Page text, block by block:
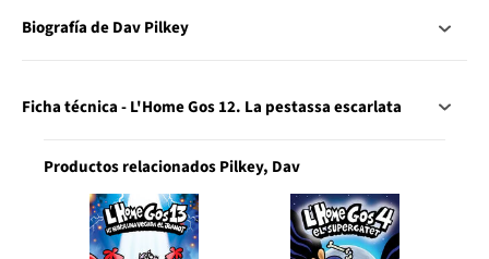
Biografía de Dav Pilkey
Ficha técnica - L'Home Gos 12. La pestassa escarlata
Productos relacionados Pilkey, Dav